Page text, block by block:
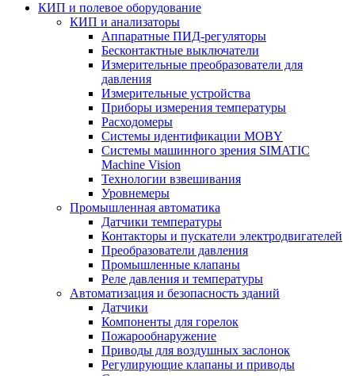
КИП и полевое оборудование
КИП и анализаторы
Аппаратные ПИД-регуляторы
Бесконтактные выключатели
Измерительные преобразователи для
давления
Измерительные устройства
Приборы измерения температуры
Расходомеры
Системы идентификации MOBY
Системы машинного зрения SIMATIC
Machine Vision
Технологии взвешивания
Уровнемеры
Промышленная автоматика
Датчики температуры
Контакторы и пускатели электродвигателей
Преобразователи давления
Промышленные клапаны
Реле давления и температуры
Автоматизация и безопасность зданий
Датчики
Компоненты для горелок
Пожарообнаружение
Приводы для воздушных заслонок
Регулирующие клапаны и приводы